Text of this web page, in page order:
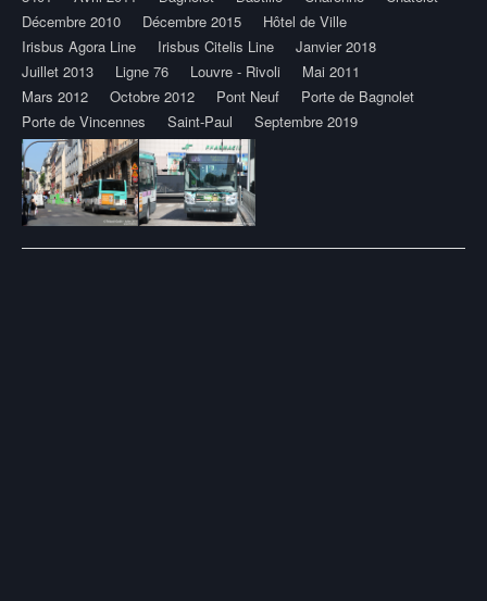
Décembre 2010
Décembre 2015
Hôtel de Ville
Irisbus Agora Line
Irisbus Citelis Line
Janvier 2018
Juillet 2013
Ligne 76 Louvre - Rivoli
Mai 2011
Mars 2012
Octobre 2012 Pont Neuf
Porte de Bagnolet
Porte de Vincennes
Saint-Paul Septembre 2019
Post